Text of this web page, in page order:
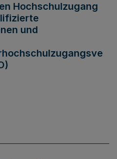
Hochschulzugang
und